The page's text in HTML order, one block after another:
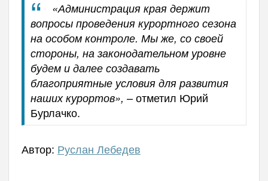
«Администрация края держит
вопросы проведения курортного сезона
на особом контроле. Мы же, со своей
стороны, на законодательном уровне
будем и далее создавать
благоприятные условия для развития
наших курортов», – отметил Юрий
Бурлачко.
Автор: Руслан Лебедев